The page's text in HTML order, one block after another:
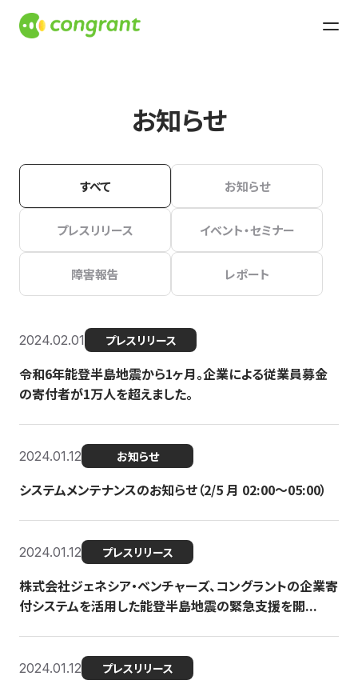
お知らせ
すべて お知らせ
プレスリリース イベント・セミナー
障害報告 レポート
2024.02.01 プレスリリース
令和6年能登半島地震から1ヶ月。企業による従業員募金
の寄付者が1万人を超えました。
2024.01.12 お知らせ
システムメンテナンスのお知らせ（2/5 月 02:00〜05:00）
2024.01.12 プレスリリース
株式会社ジェネシア・ベンチャーズ、コングラントの企業寄
付システムを活用した能登半島地震の緊急支援を開...
2024.01.12 プレスリリース